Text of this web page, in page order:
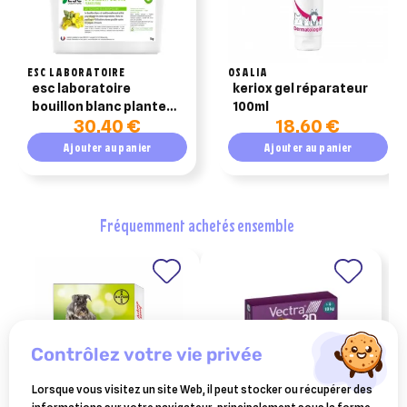
ESC LABORATOIRE
esc laboratoire
bouillon blanc plante
pure affections des
bronches 1kg
30,40 €
Ajouter au panier
OSALIA
keriox gel réparateur
100ml
18,60 €
Ajouter au panier
fréquemment achetés ensemble
contrôlez votre vie privée
Lorsque vous visitez un site Web, il peut stocker ou récupérer des